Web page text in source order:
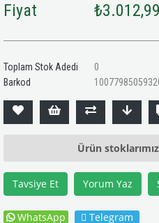
Fiyat ₺3.012,99
Toplam Stok Adedi
0
Barkod
Ürün
Tavsiye Et Yorum Yaz
WhatsApp Telegram